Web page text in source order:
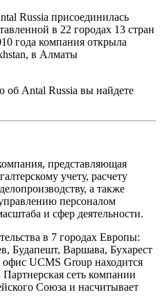
Russia присоединилась
в 22 городах 13 стран
года компания открыла
в Алматы
Antal Russia вы найдете
представляющая
учету, расчету
а также
персоналом
и сфер деятельности.
в 7 городах Европы:
Будапешт, Варшава, Бухарест
UCMS Group находится
сеть компании
Союза и насчитывает